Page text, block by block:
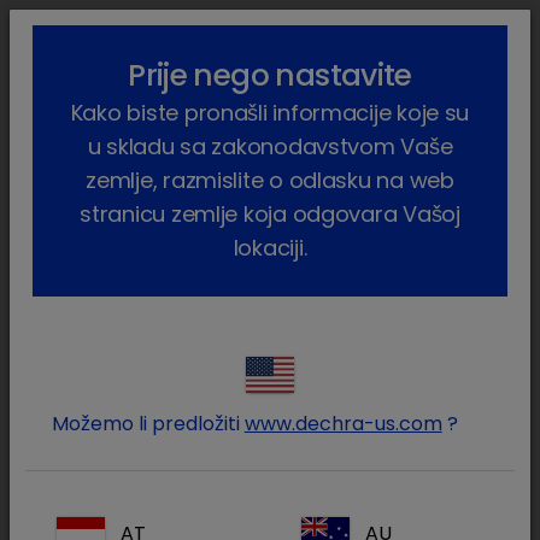
lock_outline search menu
Proizvodi
Farmaceutski proizvodi
Diar Stop Forte
lockPrijavite se na Vaš Dechra
Prije nego nastavite
Kako biste pronašli informacije koje su
u skladu sa zakonodavstvom Vaše
zemlje, razmislite o odlasku na web
stranicu zemlje koja odgovara Vašoj
lokaciji.
Možemo li predložiti www.dechra-us.com ?
AT AU